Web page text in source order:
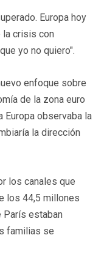
Europa hoy
la crisis con
yo no quiero".
enfoque sobre
de la zona euro
Europa observaba la
la dirección
los canales que
los 44,5 millones
estaban
familias se